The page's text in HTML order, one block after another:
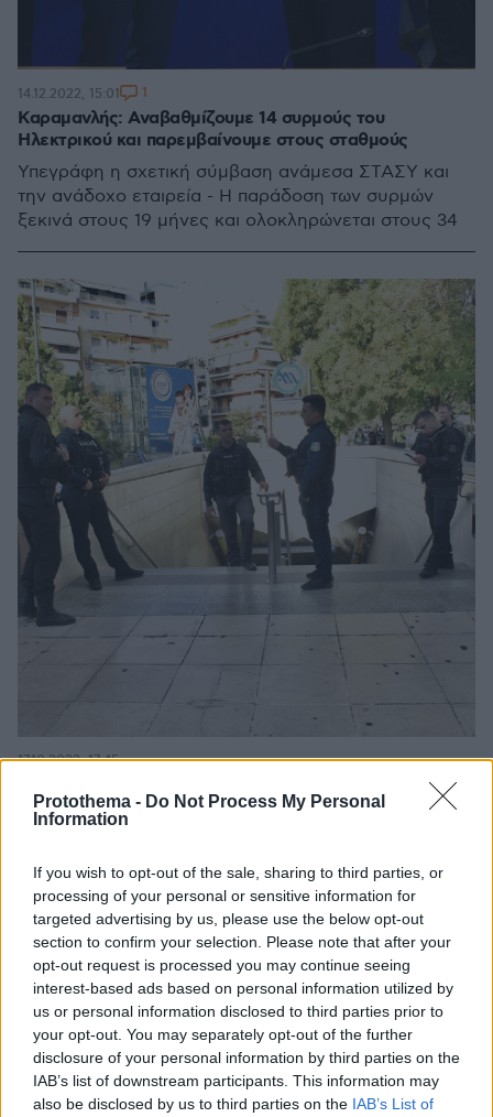
Protothema - Do Not Process My Personal
Information
If you wish to opt-out of the sale, sharing to third parties, or
processing of your personal or sensitive information for
targeted advertising by us, please use the below opt-out
section to confirm your selection. Please note that after your
opt-out request is processed you may continue seeing
interest-based ads based on personal information utilized by
us or personal information disclosed to third parties prior to
your opt-out. You may separately opt-out of the further
disclosure of your personal information by third parties on the
IAB’s list of downstream participants. This information may
also be disclosed by us to third parties on the IAB’s List of
Καραμανλής: Αναβαθμίζουμε 14 συρμούς του
Ηλεκτρικού και παρεμβαίνουμε στους σταθμούς
Υπεγράφη η σχετική σύμβαση ανάμεσα ΣΤΑΣΥ και
την ανάδοχο εταιρεία - Η παράδοση των συρμών
ξεκινά στους 19 μήνες και ολοκληρώνεται στους 34
14.12.2022, 15:01 1
τηλεφώνημα για βόμβα
Πανόρμου - Είχε προηγηθεί τηλεφώνημα για βόμβα
17.10.2022, 17:45